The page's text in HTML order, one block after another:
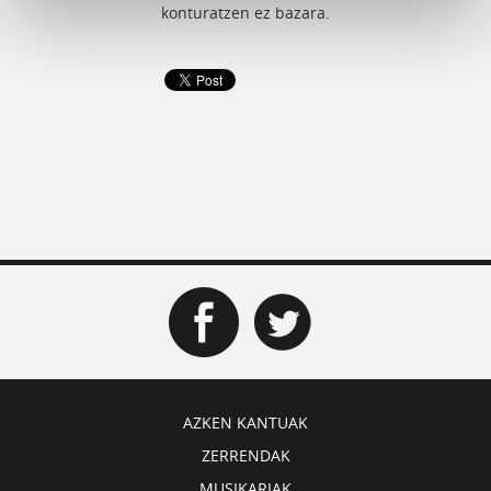
konturatzen ez bazara.
AZKEN KANTUAK
ZERRENDAK